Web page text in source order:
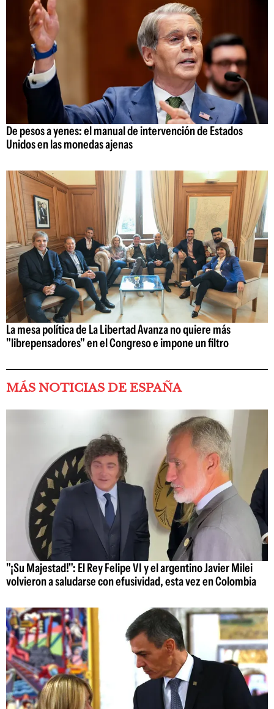
De pesos a yenes: el manual de intervención de Estados
Unidos en las monedas ajenas
La mesa política de La Libertad Avanza no quiere más
"librepensadores" en el Congreso e impone un filtro
MÁS NOTICIAS DE ESPAÑA
"¡Su Majestad!": El Rey Felipe VI y el argentino Javier Milei
volvieron a saludarse con efusividad, esta vez en Colombia